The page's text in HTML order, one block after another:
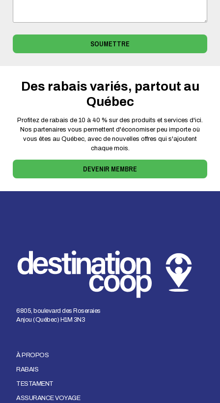
SOUMETTRE
Des rabais variés, partout au
Québec
Profitez de rabais de 10 à 40 % sur des produits et services d'ici.
Nos partenaires vous permettent d'économiser peu importe où
vous êtes au Québec, avec de nouvelles offres qui s'ajoutent
chaque mois.
DEVENIR MEMBRE
6805, boulevard des Roseraies
Anjou (Québec) H1M 3N3
À PROPOS
RABAIS
TESTAMENT
ASSURANCE VOYAGE